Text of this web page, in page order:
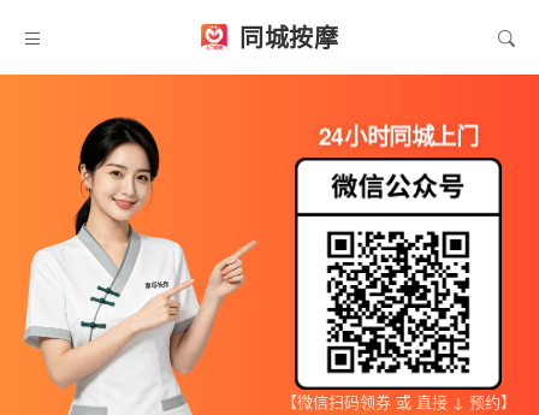
同城按摩
24小时同城上门
【微信扫码领券 或 直接 ↓ 预约】